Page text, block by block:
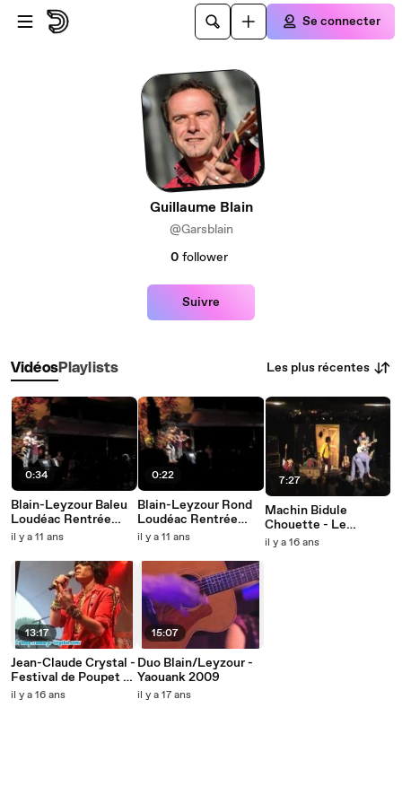
Passer au contenu principal
Se connecter
Guillaume Blain
@Garsblain
0 follower
Suivre
VidéosPlaylists Les plus récentes
0:34
Blain-Leyzour Baleu
Loudéac Rentrée
nantaise 2008
il y a 11 ans
13:17
Jean-Claude Crystal -
Festival de Poupet -
25/07/2009
il y a 16 ans
0:22
Blain-Leyzour Rond
Loudéac Rentrée
nantaise 2008
il y a 11 ans
15:07
Duo Blain/Leyzour -
Yaouank 2009
il y a 17 ans
7:27
Machin Bidule
Chouette - Le
Grenier Magique
il y a 16 ans